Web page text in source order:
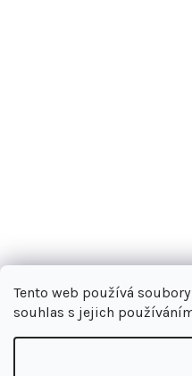
Tento web používá
souhlas s jejich